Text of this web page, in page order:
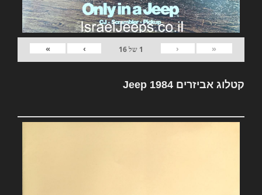
«
‹
1 של16
›
»
קטלוג אביזרים Jeep 1984